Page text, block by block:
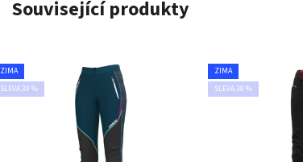
Související produkty
ZIMA
SLEVA 30 %
ZIMA
SLEVA 30 %